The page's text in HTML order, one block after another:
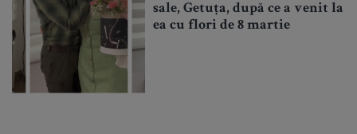
sale, Getuța, după ce a venit la
ea cu flori de 8 martie